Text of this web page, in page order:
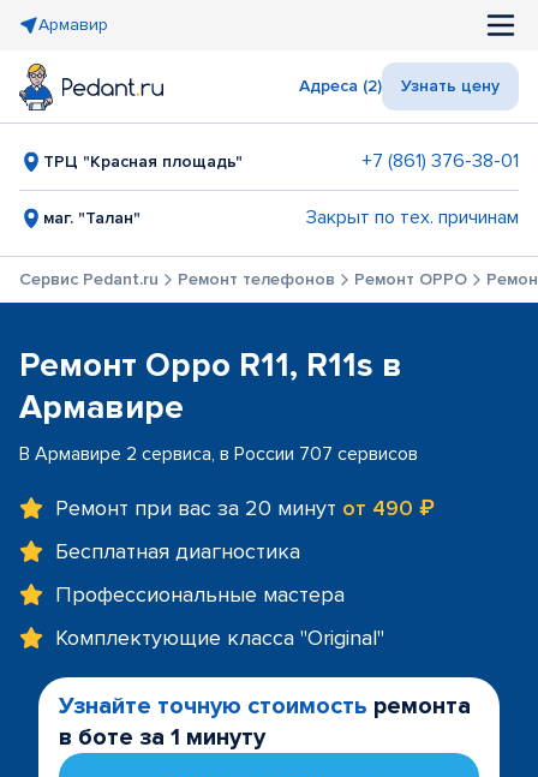
Армавир
Адреса (2) Узнать цену
ТРЦ "Красная площадь" +7 (861) 376-38-01
маг. "Талан" Закрыт по тех. причинам
Сервис Pedant.ru Ремонт телефонов Ремонт OPPO
Ремонт Oppo R11, R11s в
Армавире
В Армавире 2 сервиса, в России 707 сервисов
Ремонт при вас за 20 минут от 490 ₽
Бесплатная диагностика
Профессиональные мастера
Комплектующие класса "Original"
Узнайте точную стоимость ремонта
в боте за 1 минуту